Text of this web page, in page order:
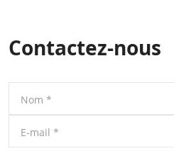
Contactez-nous
Nom *
E-mail *